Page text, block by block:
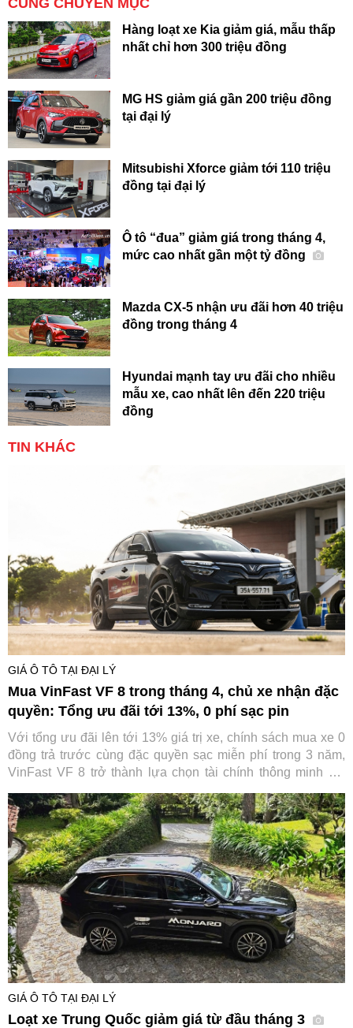
Hàng loạt xe Kia giảm giá, mẫu thấp
nhất chỉ hơn 300 triệu đồng
MG HS giảm giá gần 200 triệu đồng
tại đại lý
Mitsubishi Xforce giảm tới 110 triệu
đồng tại đại lý
Ô tô “đua” giảm giá trong tháng 4,
mức cao nhất gần một tỷ đồng
Mazda CX-5 nhận ưu đãi hơn 40 triệu
đồng trong tháng 4
Hyundai mạnh tay ưu đãi cho nhiều
mẫu xe, cao nhất lên đến 220 triệu
đồng
TIN KHÁC
GIÁ Ô TÔ TẠI ĐẠI LÝ
Mua VinFast VF 8 trong tháng 4, chủ xe nhận đặc
quyền: Tổng ưu đãi tới 13%, 0 phí sạc pin
Với tổng ưu đãi lên tới 13% giá trị xe, chính sách mua xe 0
đồng trả trước cùng đặc quyền sạc miễn phí trong 3 năm,
VinFast VF 8 trở thành lựa chọn tài chính thông minh khi
vòng đời xe.
GIÁ Ô TÔ TẠI ĐẠI LÝ
Loạt xe Trung Quốc giảm giá từ đầu tháng 3